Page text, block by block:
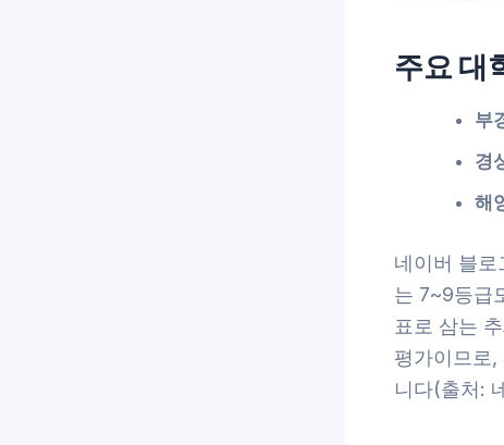
주요 대
부
경
해
네이버 블
는 7~9등급
표로 삼는
평가이므로
니다(출처: